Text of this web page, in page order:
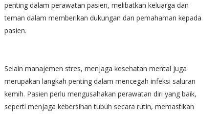
penting dalam perawatan pasien, melibatkan keluarga dan
teman dalam memberikan dukungan dan pemahaman kepada
pasien.
Selain manajemen stres, menjaga kesehatan mental juga
merupakan langkah penting dalam mencegah infeksi saluran
kemih. Pasien perlu mengusahakan perawatan diri yang baik,
seperti menjaga kebersihan tubuh secara rutin, memastikan